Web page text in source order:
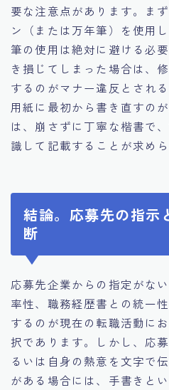
要な注意点があります。ま
ン（または万年筆）を使用
筆の使用は絶対に避ける必
き損じてしまった場合は、
するのがマナー違反とされ
用紙に最初から書き直すの
は、崩さずに丁寧な楷書で
識して記載することが求めら
結論。応募先の指示
断
応募先企業からの指定がな
率性、職務経歴書との統一
するのが現在の転職活動に
択であります。しかし、応
るいは自身の熱意を文字で
がある場合には、手書きと